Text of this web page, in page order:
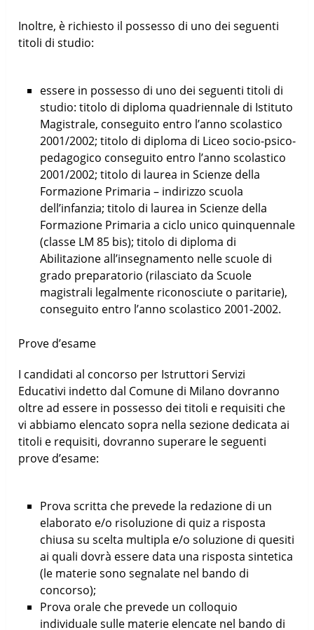
Inoltre, è richiesto il possesso di uno dei seguenti
titoli di studio:
essere in possesso di uno dei seguenti titoli di
studio: titolo di diploma quadriennale di Istituto
Magistrale, conseguito entro l’anno scolastico
2001/2002; titolo di diploma di Liceo socio-psico-
pedagogico conseguito entro l’anno scolastico
2001/2002; titolo di laurea in Scienze della
Formazione Primaria – indirizzo scuola
dell’infanzia; titolo di laurea in Scienze della
Formazione Primaria a ciclo unico quinquennale
(classe LM 85 bis); titolo di diploma di
Abilitazione all’insegnamento nelle scuole di
grado preparatorio (rilasciato da Scuole
magistrali legalmente riconosciute o paritarie),
conseguito entro l’anno scolastico 2001-2002.
Prove d’esame
I candidati al concorso per Istruttori Servizi
Educativi indetto dal Comune di Milano dovranno
oltre ad essere in possesso dei titoli e requisiti che
vi abbiamo elencato sopra nella sezione dedicata ai
titoli e requisiti, dovranno superare le seguenti
prove d’esame:
Prova scritta che prevede la redazione di un
elaborato e/o risoluzione di quiz a risposta
chiusa su scelta multipla e/o soluzione di quesiti
ai quali dovrà essere data una risposta sintetica
(le materie sono segnalate nel bando di
concorso);
Prova orale che prevede un colloquio
individuale sulle materie elencate nel bando di